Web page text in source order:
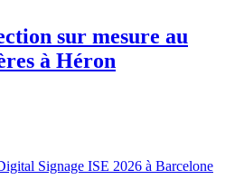
sur mesure au
à Héron